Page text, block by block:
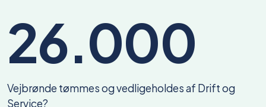
26.000
Vejbrønde tømmes og vedligeholdes af Drift og
Service?